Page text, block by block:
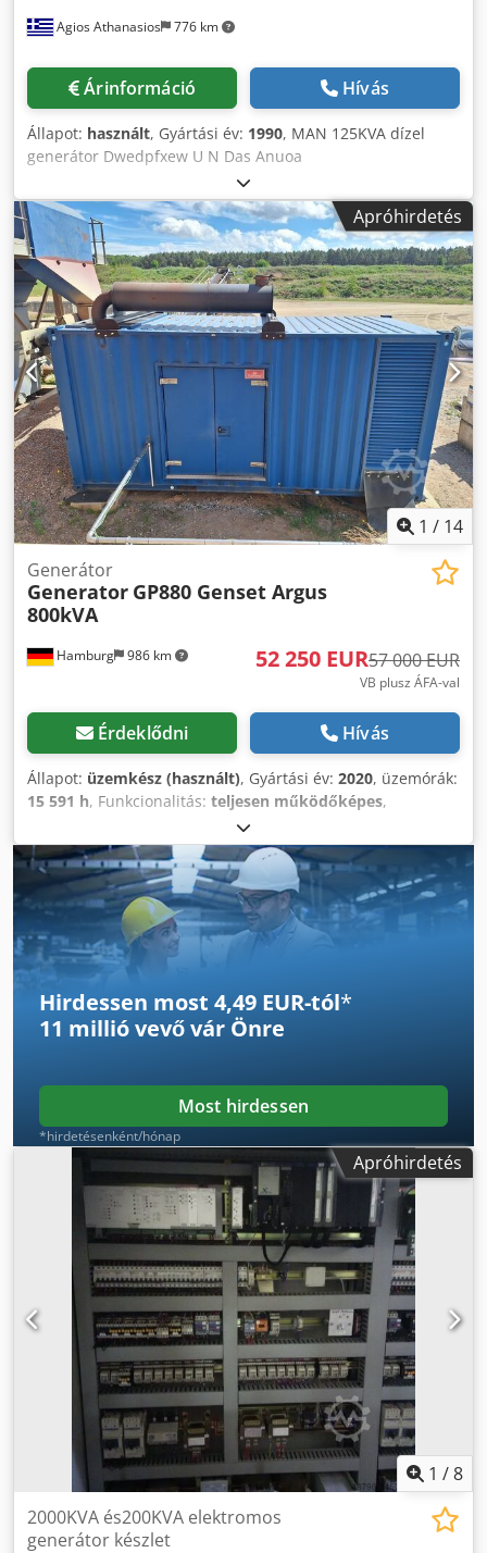
Agios Athanasios 776 km
Árinformáció Hívás
Állapot: használt, Gyártási év: 1990, MAN 125KVA dízel
generátor Dwedpfxew U N Das Anuoa
Apróhirdetés
1 / 14
Hamburg 986 km
Generátor
Generator GP880 Genset Argus
800kVA
52 250 EUR57 000 EUR
VB plusz ÁFA-val
Érdeklődni Hívás
Állapot: üzemkész (használt), Gyártási év: 2020, üzemórák:
15 591 h, Funkcionalitás: teljesen működőképes,
, össztömeg:
üzemanyagtípus:dízel, 880kVA generátor Dwjdpfjzckwkjx
Anusa
Hirdessen most 4,49 EUR-tól*
11 millió vevővár Önre
Most hirdessen
*hirdetésenként/hónap
Apróhirdetés
1 /8
2000KVA és200KVA elektromos
generátor készlet